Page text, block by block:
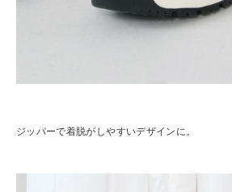
ジッパーで着脱がしやすいデザインに。